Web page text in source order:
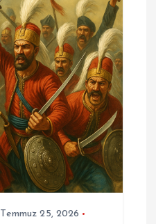
Temmuz 25, 2026